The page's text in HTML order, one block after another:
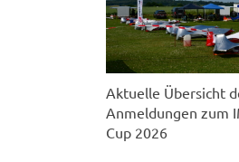
Aktuelle Übersicht
Anmeldungen zum
Cup 2026